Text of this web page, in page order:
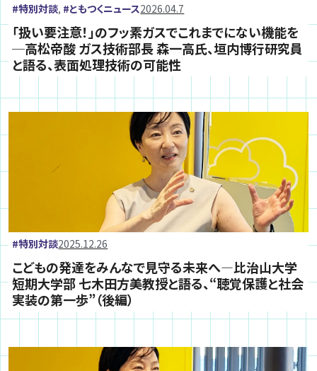
特別対談, ともつくニュース2026.04.7
「扱い要注意！」のフッ素ガスでこれまでにない機能を
─高松帝酸 ガス技術部長 森一高氏、垣内博行研究員
と語る、表面処理技術の可能性
特別対談2025.12.26
こどもの発達をみんなで見守る未来へ―比治山大学
短期大学部 七木田方美教授と語る、“聴覚保護と社会
実装の第一歩”（後編）